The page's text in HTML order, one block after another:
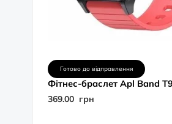
Готово до відправлення
Фітнес-браслет Apl Band
369.00 грн